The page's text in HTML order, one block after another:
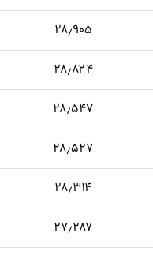
۲۸٫۹۰۵
۲۸٫۸۲۴
۲۸٫۵۴۷
۲۸٫۵۲۷
۲۸٫۳۱۴
۲۷٫۲۸۷